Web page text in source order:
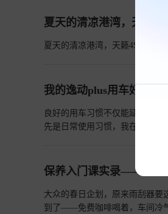
夏天的清凉港湾，天籁
夏天的清凉港湾，天籁4S店养护
我的逸动plus用车好习惯
良好的用车习惯不仅能延长汽车
先是日常使用习惯，我在准备用
就进行一次更换，这样子吹出来
一个状态，以及它的胎压，保持
刹，确保每次都能安全驾驶。然
保养入门课实录——与大
大众的春日企划，原来雨刮器要
到了——免费咖啡喝着，车间冷